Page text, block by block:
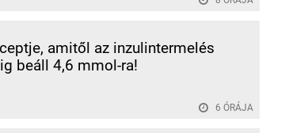
amitől az inzulintermelés
beáll 4,6 mmol-ra!
6 ÓRÁJA